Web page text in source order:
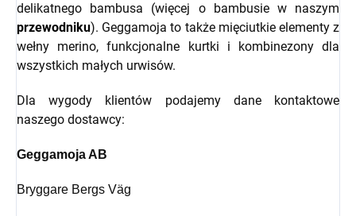
delikatnego bambusa (więcej o bambusie w naszym
przewodniku). Geggamoja to także mięciutkie elementy z
wełny merino, funkcjonalne kurtki i kombinezony dla
wszystkich małych urwisów.
Dla wygody klientów podajemy dane kontaktowe
naszego dostawcy:
Geggamoja AB
Bryggare Bergs Väg